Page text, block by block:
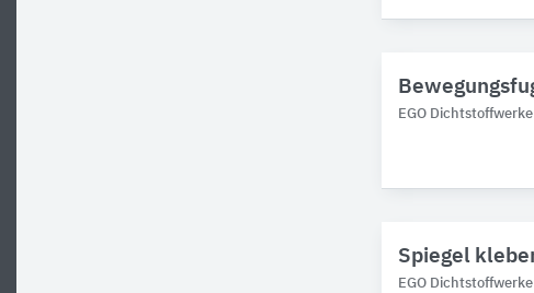
EGO Dichtstoffwerke
Spiegel
EGO Dichtstoffwerke